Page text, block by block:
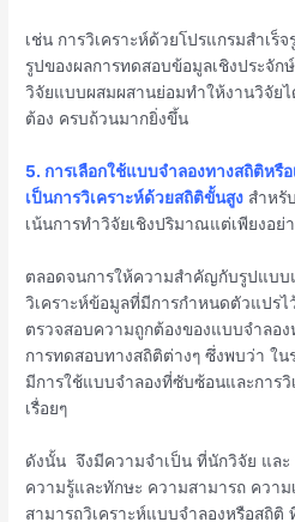
เช่น การวิเคราะห์ด้วยโปรแกรมสำเร็
รูปของผลการทดสอบข้อมูลเชิงประจั
วิจัยแบบผสมผสานย่อมทำให้งานวิจัย
ต้อง ครบถ้วนมากยิ่งขึ้น
5. การเลือกใช้แบบจำลองทางสถิติห
เป็นการวิเคราะห์ด้วยสถิติขั้นสูง สำหรั
เน้นการทำวิจัยเชิงปริมาณแต่เพียงอย่า
ตลอดจนการให้ความสำคัญกับรูปแบบ
วิเคราะห์ข้อมูลที่มีการกำหนดตัวแปรไ
ตรวจสอบความถูกต้องของแบบจำลอ
การทดสอบทางสถิติต่างๆ ซึ่งพบว่า ใน
มีการใช้แบบจำลองที่ซับซ้อนและการ
เรื่อยๆ
ดังนั้น จึงมีความจำเป็น ที่นักวิจัย แล
ความรู้และทักษะ ความสามารถ ความ
สามารถวิเคราะห์แบบจำลองหรือสถิ